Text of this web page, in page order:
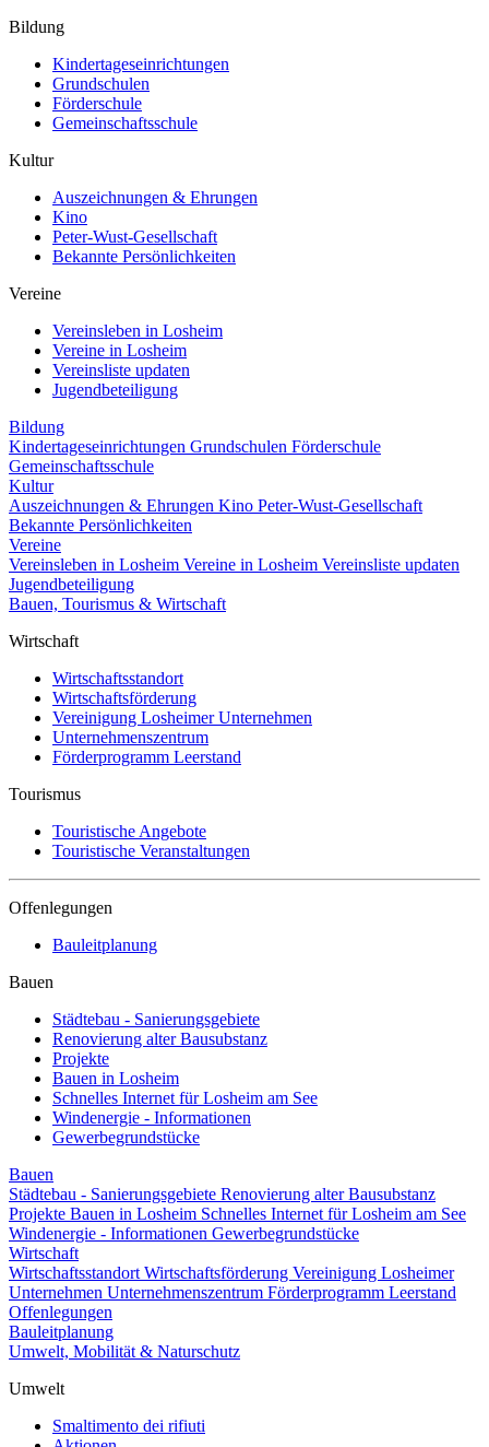
Bildung
Kindertageseinrichtungen
Grundschulen
Förderschule
Gemeinschaftsschule
Kultur
Auszeichnungen & Ehrungen
Kino
Peter-Wust-Gesellschaft
Bekannte Persönlichkeiten
Vereine
Vereinsleben in Losheim
Vereine in Losheim
Vereinsliste updaten
Jugendbeteiligung
Bildung
Kindertageseinrichtungen Grundschulen Förderschule
Gemeinschaftsschule
Kultur
Auszeichnungen & Ehrungen Kino Peter-Wust-Gesellschaft
Bekannte Persönlichkeiten
Vereine
Vereinsleben in Losheim Vereine in Losheim Vereinsliste updaten
Jugendbeteiligung
Bauen, Tourismus & Wirtschaft
Wirtschaft
Wirtschaftsstandort
Wirtschaftsförderung
Vereinigung Losheimer Unternehmen
Unternehmenszentrum
Förderprogramm Leerstand
Tourismus
Touristische Angebote
Touristische Veranstaltungen
Offenlegungen
Bauleitplanung
Bauen
Städtebau - Sanierungsgebiete
Renovierung alter Bausubstanz
Projekte
Bauen in Losheim
Schnelles Internet für Losheim am See
Windenergie - Informationen
Gewerbegrundstücke
Bauen
Städtebau - Sanierungsgebiete Renovierung alter Bausubstanz
Projekte Bauen in Losheim Schnelles Internet für Losheim am See
Windenergie - Informationen Gewerbegrundstücke
Wirtschaft
Wirtschaftsstandort Wirtschaftsförderung Vereinigung Losheimer
Unternehmen Unternehmenszentrum Förderprogramm Leerstand
Offenlegungen
Bauleitplanung
Umwelt, Mobilität & Naturschutz
Umwelt
Smaltimento dei rifiuti